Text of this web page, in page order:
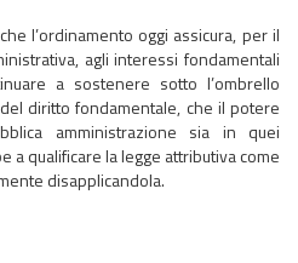
l’ordinamento oggi assicura, per il
agli interessi fondamentali
a sostenere sotto l’ombrello
diritto fondamentale, che il potere
amministrazione sia in quei
a qualificare la legge attributiva come
disapplicandola.